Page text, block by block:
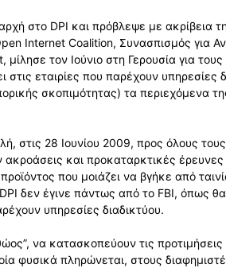
στο DPI και πρόβλεψε με ακρίβεια
Internet Coalition, Συνασπισμός για
τον Ιούνιο στη Γερουσία για
στις εταιρίες που παρέχουν υπηρεσίες
σκοπιμότητας) τα περιεχόμενα
στις 28 Ιουνίου 2009, προς όλους
και προκαταρκτικές
που μοιάζει να βγήκε από
δεν έγινε πάντως από το FBI, όπως
υπηρεσίες διαδικτύου.
να κατασκοπεύουν τις
φυσικά πληρώνεται, στους